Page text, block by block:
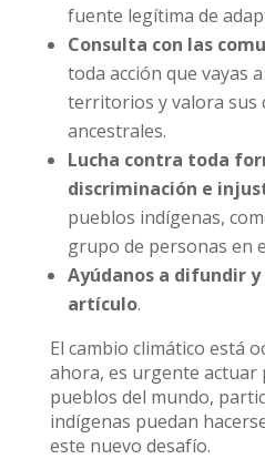
fuente legítima de
Consulta con las
toda acción que vayas
territorios y valora sus
ancestrales.
Lucha contra toda
discriminación e
pueblos indígenas,
grupo de personas en
Ayúdanos a difundir
artículo.
El cambio climático está
ahora, es urgente actuar
pueblos del mundo,
indígenas puedan
este nuevo desafío.